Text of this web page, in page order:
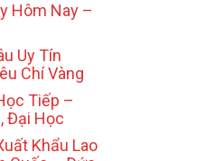
Hôm Nay –
Uy Tín
Chí Vàng
Tiếp –
Đại Học
Khẩu Lao